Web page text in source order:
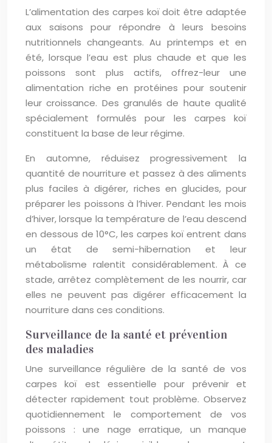
L’alimentation des carpes koï doit être adaptée
aux saisons pour répondre à leurs besoins
nutritionnels changeants. Au printemps et en
été, lorsque l’eau est plus chaude et que les
poissons sont plus actifs, offrez-leur une
alimentation riche en protéines pour soutenir
leur croissance. Des granulés de haute qualité
spécialement formulés pour les carpes koï
constituent la base de leur régime.
En automne, réduisez progressivement la
quantité de nourriture et passez à des aliments
plus faciles à digérer, riches en glucides, pour
préparer les poissons à l’hiver. Pendant les mois
d’hiver, lorsque la température de l’eau descend
en dessous de 10°C, les carpes koï entrent dans
un état de semi-hibernation et leur
métabolisme ralentit considérablement. À ce
stade, arrêtez complètement de les nourrir, car
elles ne peuvent pas digérer efficacement la
nourriture dans ces conditions.
Surveillance de la santé et prévention
des maladies
Une surveillance régulière de la santé de vos
carpes koï est essentielle pour prévenir et
détecter rapidement tout problème. Observez
quotidiennement le comportement de vos
poissons : une nage erratique, un manque